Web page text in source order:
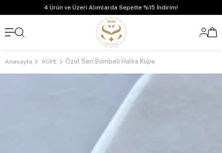
4 Ürün ve Üzeri Alımlarda Sepette %15 İndirim!
Anasayfa KÜPE Özel Seri Bombeli Halka Küpe